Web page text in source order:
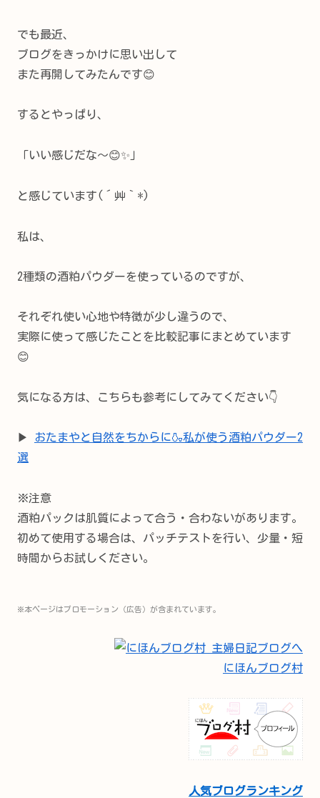
でも最近、
ブログをきっかけに思い出して
また再開してみたんです😊
するとやっぱり、
「いい感じだな～😊✨」
と感じています(´艸｀*)
私は、
2種類の酒粕パウダーを使っているのですが、
それぞれ使い心地や特徴が少し違うので、
実際に使って感じたことを比較記事にまとめています
😊
気になる方は、こちらも参考にしてみてください👇
▶
おたまやと自然をちからに🍶私が使う酒粕パウダー2
選
※注意
酒粕パックは肌質によって合う・合わないがあります。
初めて使用する場合は、パッチテストを行い、少量・短
時間からお試しください。
※本ページはプロモーション（広告）が含まれています。
にほんブログ村
人気ブログランキング